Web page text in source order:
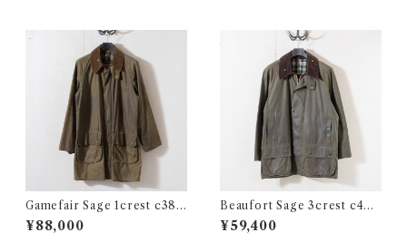
Gamefair Sage 1crest c38
@ e2662c
¥88,000
Beaufort Sage 3crest c40
@1988 e2799c
¥59,400